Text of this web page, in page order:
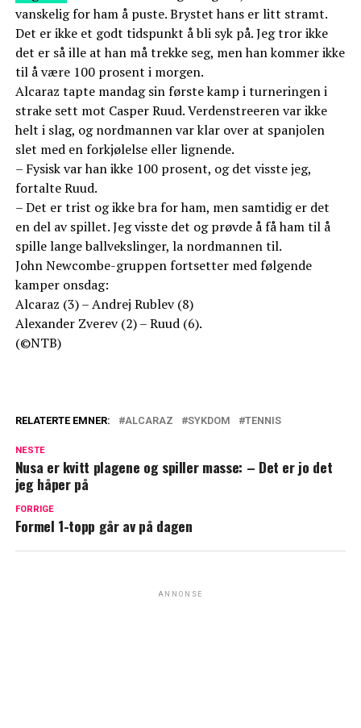
vanskelig for ham å puste. Brystet hans er litt stramt.
Det er ikke et godt tidspunkt å bli syk på. Jeg tror ikke
det er så ille at han må trekke seg, men han kommer ikke
til å være 100 prosent i morgen.
Alcaraz tapte mandag sin første kamp i turneringen i
strake sett mot Casper Ruud. Verdenstreeren var ikke
helt i slag, og nordmannen var klar over at spanjolen
slet med en forkjølelse eller lignende.
– Fysisk var han ikke 100 prosent, og det visste jeg,
fortalte Ruud.
– Det er trist og ikke bra for ham, men samtidig er det
en del av spillet. Jeg visste det og prøvde å få ham til å
spille lange ballvekslinger, la nordmannen til.
John Newcombe-gruppen fortsetter med følgende
kamper onsdag:
Alcaraz (3) – Andrej Rublev (8)
Alexander Zverev (2) – Ruud (6).
(©NTB)
RELATERTE EMNER: ALCARAZ SYKDOM TENNIS
NESTE
Nusa er kvitt plagene og spiller masse: – Det er jo det
jeg håper på
FORRIGE
Formel 1-topp går av på dagen
ANNONSE